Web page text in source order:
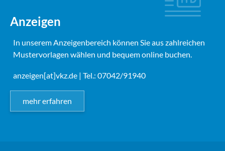
Anzeigen
In unserem Anzeigenbereich können Sie aus zahlreichen
Mustervorlagen wählen und bequem online buchen.
anzeigen[at]vkz.de | Tel.: 07042/91940
mehr erfahren